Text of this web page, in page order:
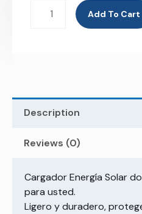
Add To Cart
Description
Reviews (0)
Cargador Energía Solar
para usted.
Ligero y duradero,